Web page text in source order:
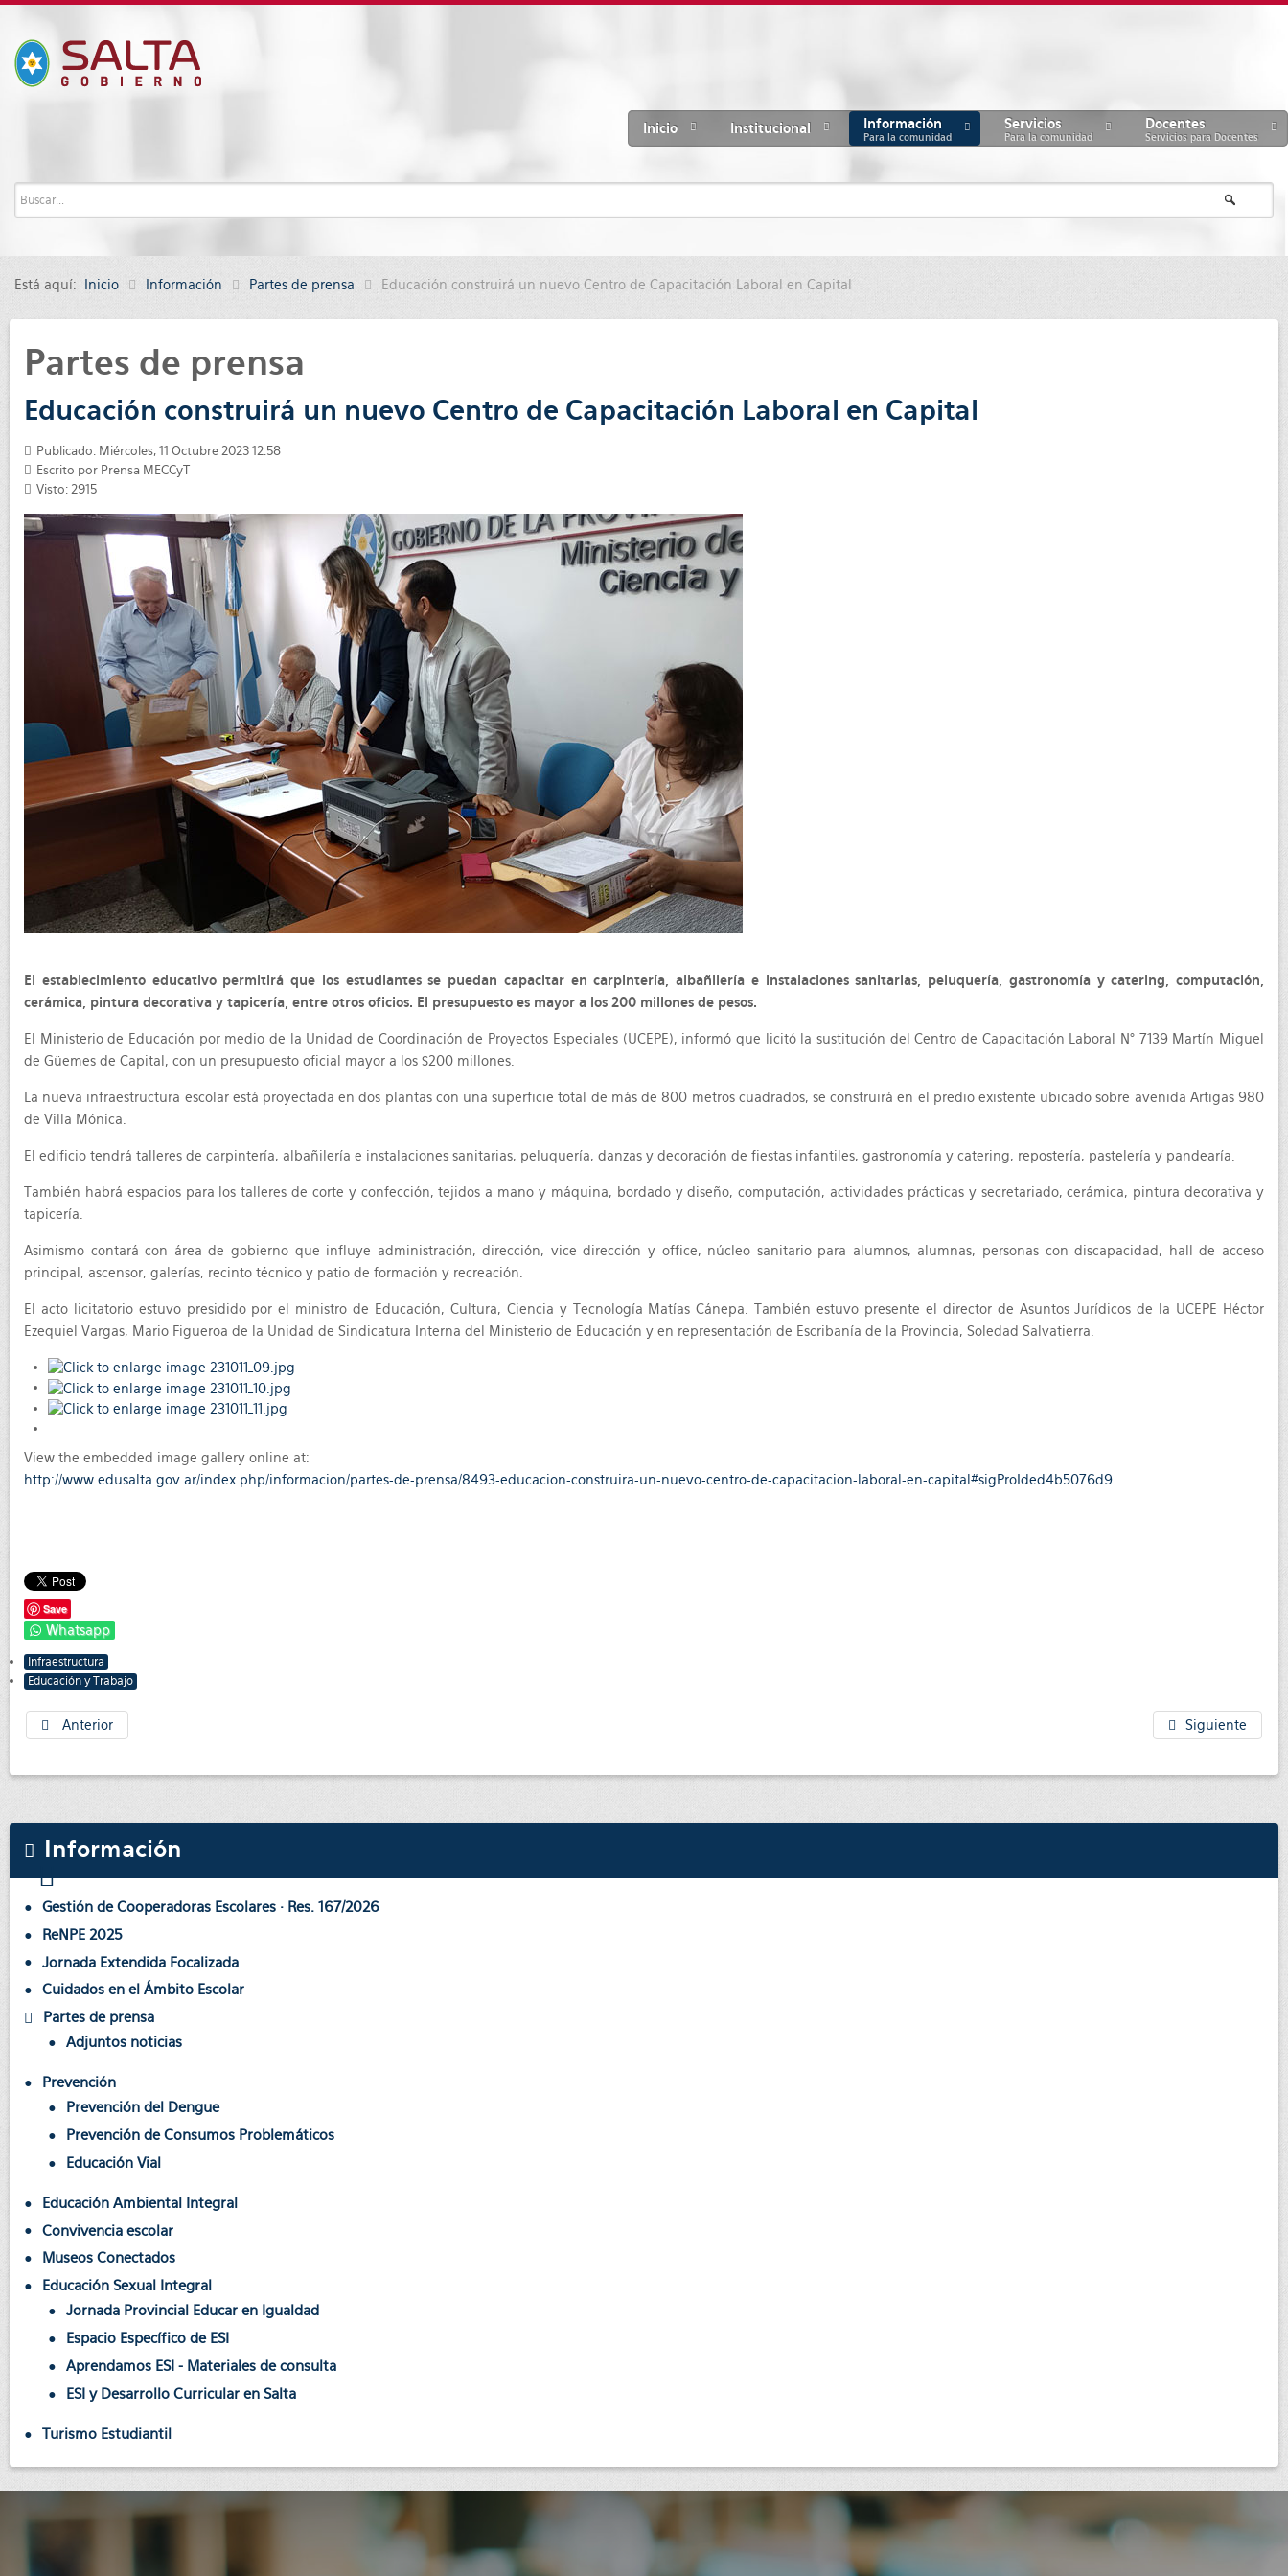
Inicio Institucional Información
Para la comunidad
Servicios
Para la comunidad
Docentes
Servicios para Docentes
Está aquí: Inicio Información Partes de prensa Educación construirá un nuevo Centro de Capacitación Laboral en Capital
Partes de prensa
Educación construirá un nuevo Centro de Capacitación Laboral en Capital
Publicado: Miércoles, 11 Octubre 2023 12:58
Escrito por Prensa MECCyT
Visto: 2915
El establecimiento educativo permitirá que los estudiantes se puedan capacitar en carpintería, albañilería e instalaciones sanitarias, peluquería, gastronomía y catering, computación,
cerámica, pintura decorativa y tapicería, entre otros oficios. El presupuesto es mayor a los 200 millones de pesos.
El Ministerio de Educación por medio de la Unidad de Coordinación de Proyectos Especiales (UCEPE), informó que licitó la sustitución del Centro de Capacitación Laboral N° 7139 Martín Miguel
de Güemes de Capital, con un presupuesto oficial mayor a los $200 millones.
La nueva infraestructura escolar está proyectada en dos plantas con una superficie total de más de 800 metros cuadrados, se construirá en el predio existente ubicado sobre avenida Artigas 980
de Villa Mónica.
El edificio tendrá talleres de carpintería, albañilería e instalaciones sanitarias, peluquería, danzas y decoración de fiestas infantiles, gastronomía y catering, repostería, pastelería y pandearía.
También habrá espacios para los talleres de corte y confección, tejidos a mano y máquina, bordado y diseño, computación, actividades prácticas y secretariado, cerámica, pintura decorativa y
tapicería.
Asimismo contará con área de gobierno que influye administración, dirección, vice dirección y office, núcleo sanitario para alumnos, alumnas, personas con discapacidad, hall de acceso
principal, ascensor, galerías, recinto técnico y patio de formación y recreación.
El acto licitatorio estuvo presidido por el ministro de Educación, Cultura, Ciencia y Tecnología Matías Cánepa. También estuvo presente el director de Asuntos Jurídicos de la UCEPE Héctor
Ezequiel Vargas, Mario Figueroa de la Unidad de Sindicatura Interna del Ministerio de Educación y en representación de Escribanía de la Provincia, Soledad Salvatierra.
View the embedded image gallery online at:
http://www.edusalta.gov.ar/index.php/informacion/partes-de-prensa/8493-educacion-construira-un-nuevo-centro-de-capacitacion-laboral-en-capital#sigProIded4b5076d9
Save
Whatsapp
Infraestructura
Educación y Trabajo
Anterior Siguiente
Información
Gestión de Cooperadoras Escolares · Res. 167/2026
ReNPE 2025
Jornada Extendida Focalizada
Cuidados en el Ámbito Escolar
Partes de prensa
Adjuntos noticias
Prevención
Prevención del Dengue
Prevención de Consumos Problemáticos
Educación Vial
Educación Ambiental Integral
Convivencia escolar
Museos Conectados
Educación Sexual Integral
Jornada Provincial Educar en Igualdad
Espacio Específico de ESI
Aprendamos ESI - Materiales de consulta
ESI y Desarrollo Curricular en Salta
Turismo Estudiantil